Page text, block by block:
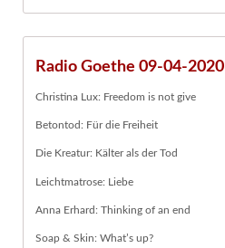
Radio Goethe 09-04-2020
Christina Lux: Freedom is not give
Betontod: Für die Freiheit
Die Kreatur: Kälter als der Tod
Leichtmatrose: Liebe
Anna Erhard: Thinking of an end
Soap & Skin: What’s up?